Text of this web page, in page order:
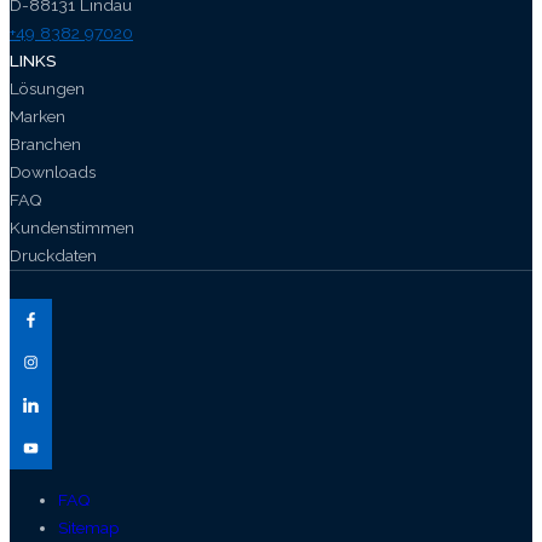
D-88131 Lindau
+49 8382 97020
LINKS
Lösungen
Marken
Branchen
Downloads
FAQ
Kundenstimmen
Druckdaten
FAQ
Sitemap